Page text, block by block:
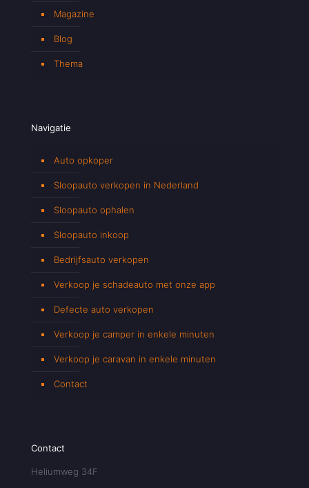
Magazine
Blog
Thema
Navigatie
Auto opkoper
Sloopauto verkopen in Nederland
Sloopauto ophalen
Sloopauto inkoop
Bedrijfsauto verkopen
Verkoop je schadeauto met onze app
Defecte auto verkopen
Verkoop je camper in enkele minuten
Verkoop je caravan in enkele minuten
Contact
Contact
Heliumweg 34F